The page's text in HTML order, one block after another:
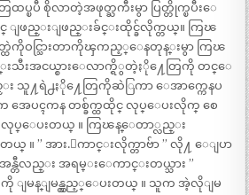
ၿပီ စိုလာတဲ့အဖုတ္ႀကီးမွာ ပြတ္တိုက္ၿပီးေ
ဖည္းျဖည္းခ်င္းထိုင္ခ်လိုက္တယ္။ ကြၽ
ကိုဝင္သြားတာကိုၾကည့္ေနတုန္းမွာ ကြၽ
သီးအငယ္စားေလာက္ရိွတဲ့ႏို႔ေတြကို တင္ေ
သူ႔ရဲ႕ႏို႔ေတြကိုဆဲြကာ ေအာက္ကေနပ
အေပၚကန တစ္ခ်က္ထထိုင္ လုပ္ေပးလိုက္ စေ
ေပးတယ္ ။ ကြၽန္ေတာ္လည္း
။ ” အား.ေကာင္းလိုက္တာဗ်ာ ” လို႔ ေျပာ
န္တီလည္း အရမ္းေကာင္းတယ္သား ”
ကို ျမန္ျမန္လွည့္ေပးတယ္ ။ သူက အဲ့လိုျမ